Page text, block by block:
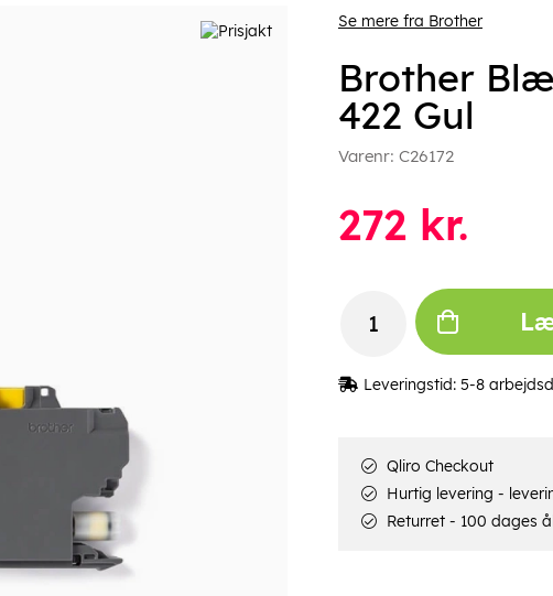
Se mere fra Brother
Brother
422 Gul
Varenr: C26172
272kr.
Leveringstid: 5-8
Qliro Checkout
Hurtig levering -
Returret - 100 dages